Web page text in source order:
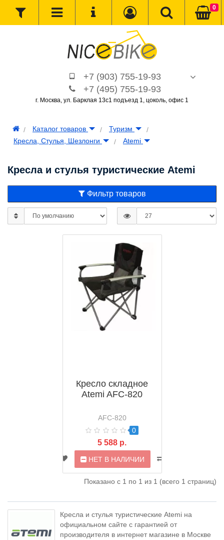
+7 (903) 755-19-93
+7 (495) 755-19-93
г. Москва, ул. Барклая 13с1 подъезд 1, цоколь, офис 1
0
Каталог товаров
Туризм
Кресла, Стулья, Шезлонги
Atemi
Кресла и стулья туристические Atemi
Фильтр товаров
Кресло складное
Atemi AFC-820
AFC-820
0
5 588 р.
НЕТ В НАЛИЧИИ
Показано с 1 по 1 из 1 (всего 1 страниц)
Кресла и стулья туристические Atemi на
официальном сайте с гарантией от
производителя в интернет магазине в Москве